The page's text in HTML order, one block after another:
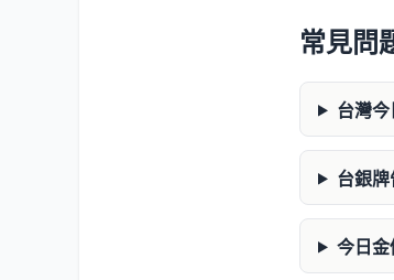
常見問
台灣
台銀
今日金